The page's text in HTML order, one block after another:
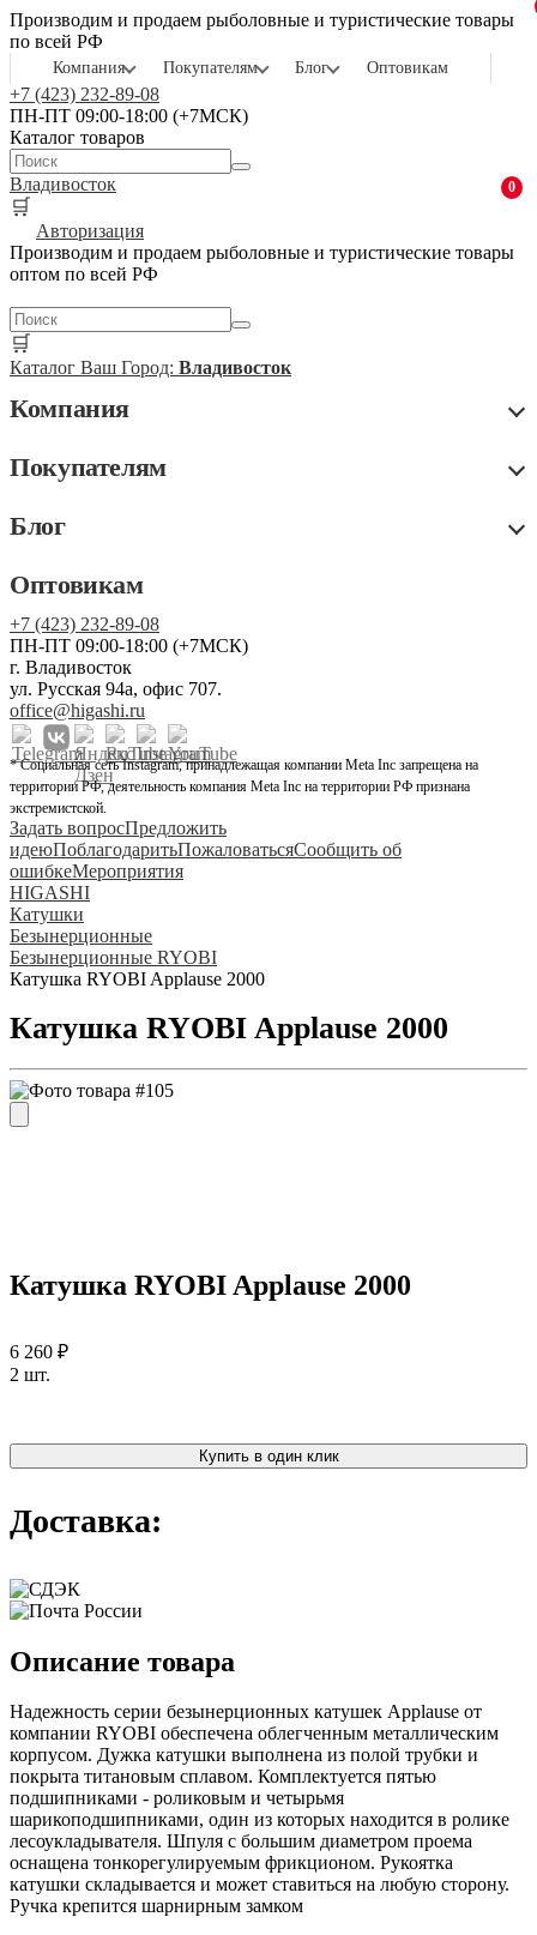
Производим и продаем рыболовные и туристические товары
по всей РФ
Компания Покупателям Блог Оптовикам
+7 (423) 232-89-08
ПН-ПТ 09:00-18:00 (+7МСК)
Каталог товаров
Владивосток
🛒
0
Авторизация
Производим и продаем рыболовные и туристические товары
оптом по всей РФ
🛒
Каталог Ваш Город: Владивосток
Компания
Покупателям
Блог
Оптовикам
+7 (423) 232-89-08
ПН-ПТ 09:00-18:00 (+7МСК)
г. Владивосток
ул. Русская 94а, офис 707.
office@higashi.ru
* Социальная сеть Instagram, принадлежащая компании Meta Inc запрещена на
территории РФ, деятельность компания Meta Inc на территории РФ признана
экстремистской.
Задать вопросПредложить
идеюПоблагодаритьПожаловатьсяСообщить об
ошибкеМероприятия
HIGASHI
Катушки
Безынерционные
Безынерционные RYOBI
Катушка RYOBI Applause 2000
Катушка RYOBI Applause 2000
Катушка RYOBI Applause 2000
6 260 ₽
2 шт.
Купить в один клик
Доставка:
Описание товара
Надежность серии безынерционных катушек Applause от
компании RYOBI обеспечена облегченным металлическим
корпусом. Дужка катушки выполнена из полой трубки и
покрыта титановым сплавом. Комплектуется пятью
подшипниками - роликовым и четырьмя
шарикоподшипниками, один из которых находится в ролике
лесоукладывателя. Шпуля с большим диаметром проема
оснащена тонкорегулируемым фрикционом. Рукоятка
катушки складывается и может ставиться на любую сторону.
Ручка крепится шарнирным замком